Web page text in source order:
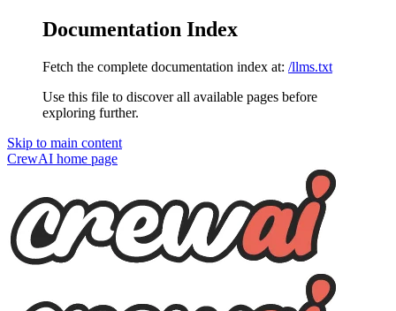
Documentation Index
Fetch the complete documentation index at: /llms.txt
Use this file to discover all available pages before
exploring further.
Skip to main content
CrewAI home page